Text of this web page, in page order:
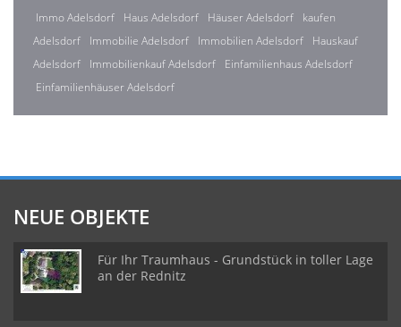
Immo Adelsdorf Haus Adelsdorf Häuser Adelsdorf
kaufen
Adelsdorf
Immobilie Adelsdorf Immobilien Adelsdorf
Hauskauf
Adelsdorf
Immobilienkauf Adelsdorf
Einfamilienhaus Adelsdorf
Einfamilienhäuser Adelsdorf
NEUE OBJEKTE
Für Ihr Traumhaus - Grundstück in toller Lage
an der Rednitz